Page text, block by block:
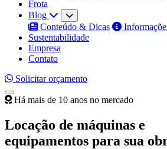
Frota
Blog
Conteúdo & Dicas
Sustentabilidade
Empresa
Contato
Solicitar orçamento
Há mais de 10 anos no mercado
Locação de máquinas e
equipamentos para sua